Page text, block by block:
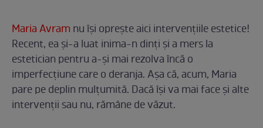
Maria Avram nu își oprește aici intervențiile estetice!
Recent, ea și-a luat inima-n dinți și a mers la
estetician pentru a-și mai rezolva încă o
imperfecțiune care o deranja. Așa că, acum, Maria
pare pe deplin mulțumită. Dacă își va mai face și alte
intervenții sau nu, rămâne de văzut.